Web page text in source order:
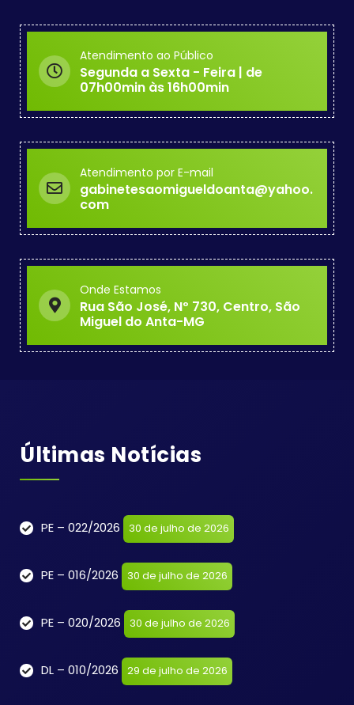
Atendimento ao Público
Segunda a Sexta - Feira | de
07h00min às 16h00min
Atendimento por E-mail
gabinetesaomigueldoanta@yahoo.
com
Onde Estamos
Rua São José, Nº 730, Centro, São
Miguel do Anta-MG
Últimas Notícias
PE – 022/2026 30 de julho de 2026
PE – 016/2026 30 de julho de 2026
PE – 020/2026 30 de julho de 2026
DL – 010/2026 29 de julho de 2026